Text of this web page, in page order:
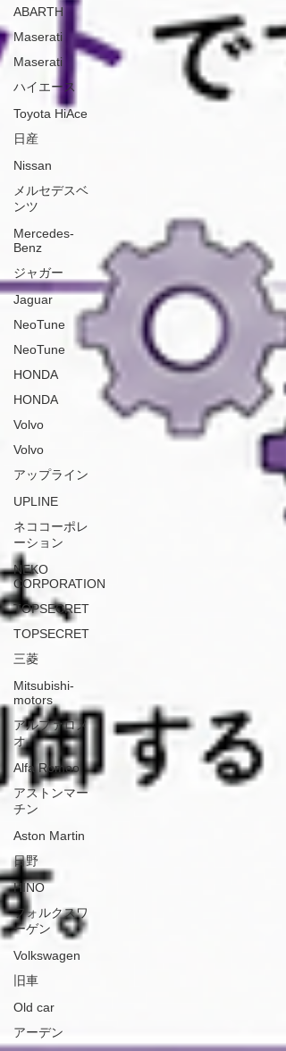
ABARTH
Maserati
Maserati
ハイエース
Toyota HiAce
日産
Nissan
メルセデスベ
ンツ
Mercedes-
Benz
ジャガー
Jaguar
NeoTune
NeoTune
HONDA
HONDA
Volvo
Volvo
アップライン
UPLINE
ネココーポレ
ーション
NEKO
CORPORATION
TOPSECRET
TOPSECRET
三菱
Mitsubishi-
motors
アルファロメ
オ
Alfa Romeo
アストンマー
チン
Aston Martin
日野
HINO
フォルクスワ
ーゲン
Volkswagen
旧車
Old car
アーデン